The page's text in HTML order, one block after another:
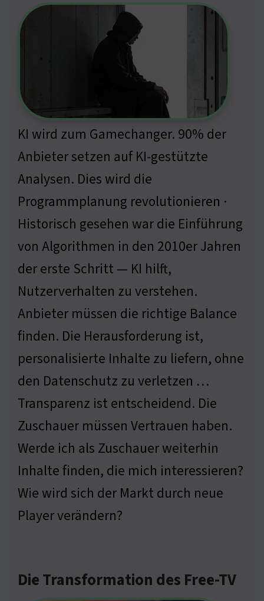
KI wird zum Gamechanger. 90% der
Anbieter setzen auf KI-gestützte
Analysen. Dies wird die
Programmplanung revolutionieren ·
Historisch gesehen war die Einführung
von Algorithmen in den 2010er Jahren
der erste Schritt — KI hilft,
Nutzerverhalten zu verstehen.
Anbieter müssen die richtige Balance
finden. Die Herausforderung ist,
personalisierte Inhalte zu liefern, ohne
den Datenschutz zu verletzen …
Transparenz ist entscheidend. Die
Zuschauer müssen Vertrauen haben.
Werde ich als Zuschauer weiterhin
Inhalte finden, die mich interessieren?
Wie wird sich der Markt durch neue
Player verändern?
Die Transformation des Free-TV